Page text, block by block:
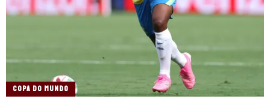
COPA DO MUNDO